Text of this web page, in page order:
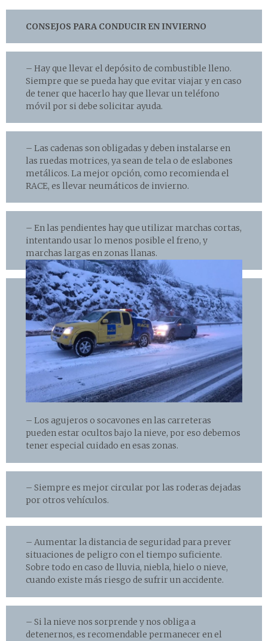
CONSEJOS PARA CONDUCIR EN INVIERNO
– Hay que llevar el depósito de combustible lleno.
Siempre que se pueda hay que evitar viajar y en caso
de tener que hacerlo hay que llevar un teléfono
móvil por si debe solicitar ayuda.
– Las cadenas son obligadas y deben instalarse en
las ruedas motrices, ya sean de tela o de eslabones
metálicos. La mejor opción, como recomienda el
RACE, es llevar neumáticos de invierno.
– En las pendientes hay que utilizar marchas cortas,
intentando usar lo menos posible el freno, y
marchas largas en zonas llanas.
– Los agujeros o socavones en las carreteras
pueden estar ocultos bajo la nieve, por eso debemos
tener especial cuidado en esas zonas.
– Siempre es mejor circular por las roderas dejadas
por otros vehículos.
– Aumentar la distancia de seguridad para prever
situaciones de peligro con el tiempo suficiente.
Sobre todo en caso de lluvia, niebla, hielo o nieve,
cuando existe más riesgo de sufrir un accidente.
– Si la nieve nos sorprende y nos obliga a
detenernos, es recomendable permanecer en el